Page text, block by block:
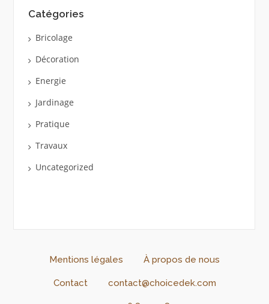
Catégories
Bricolage
Décoration
Energie
Jardinage
Pratique
Travaux
Uncategorized
Mentions légales À propos de nous
Contact contact@choicedek.com